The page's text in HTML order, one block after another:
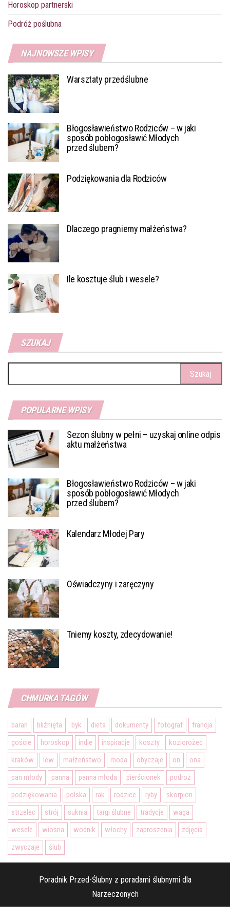
Horoskop partnerski
Podróż poślubna
NAJNOWSZE WPISY
Warsztaty przedślubne
Błogosławieństwo Rodziców – w jaki
sposób pobłogosławić Młodych
przed ślubem?
Podziękowania dla Rodziców
Dlaczego pragniemy małżeństwa?
Ile kosztuje ślub i wesele?
SZUKAJ
POPULARNE WPISY
Sezon ślubny w pełni – uzyskaj online odpis
aktu małżeństwa
Błogosławieństwo Rodziców – w jaki
sposób pobłogosławić Młodych
przed ślubem?
Kalendarz Młodej Pary
Oświadczyny i zaręczyny
Tniemy koszty, zdecydowanie!
CHMURKA TAGÓW
baran bliźnięta byk dieta dokumenty fotograf
francja
goście
horoskop indie inspiracje koszty
koziorożec
kraków
lew małżeństwo moda obyczaje on
ona
pan młody
panna panna młoda pierścionek
podroż
podziękowania
polska rak rodzice ryby
skorpion
strzelec
strój suknia targi ślubne tradycje
waga
wesele
wiosna wodnik włochy zaproszenia
zdjęcia
zwyczaje
ślub
Poradnik Przed-Ślubny z poradami ślubnymi dla
Narzeczonych